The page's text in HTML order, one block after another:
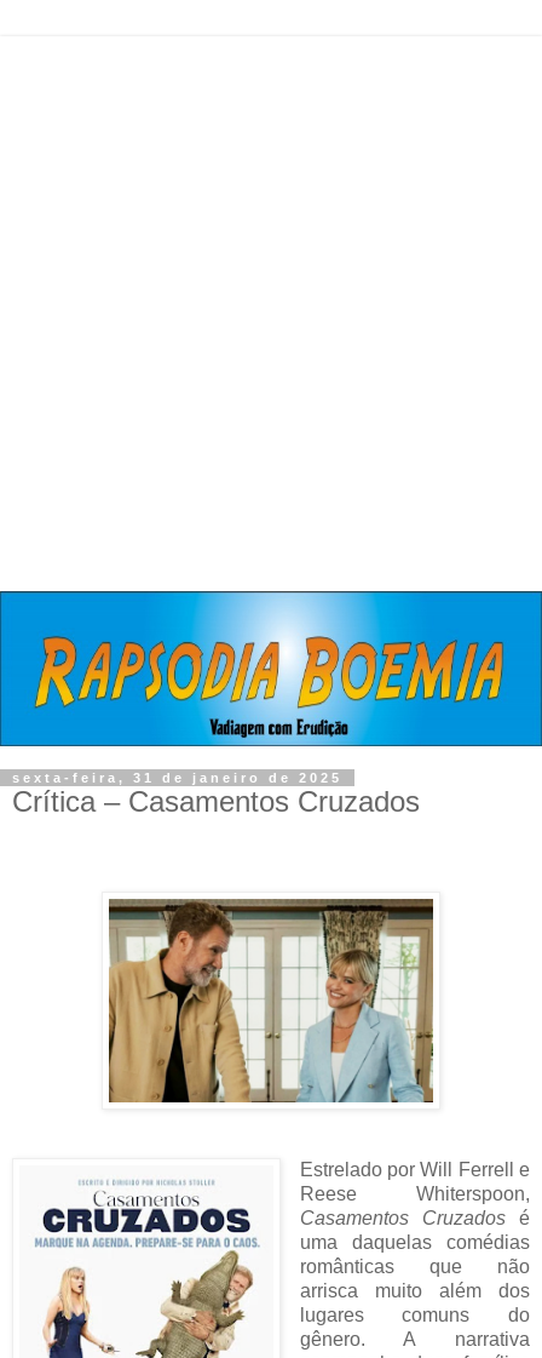
sexta-feira, 31 de janeiro de 2025
Crítica – Casamentos Cruzados
Estrelado por Will Ferrell e
Reese Whiterspoon,
Casamentos Cruzados é
uma daquelas comédias
românticas que não
arrisca muito além dos
lugares comuns do
gênero. A narrativa